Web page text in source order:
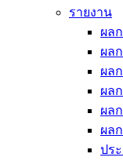
รายงาน
ผล
ผล
ผล
ผล
ผล
ผล
ปร